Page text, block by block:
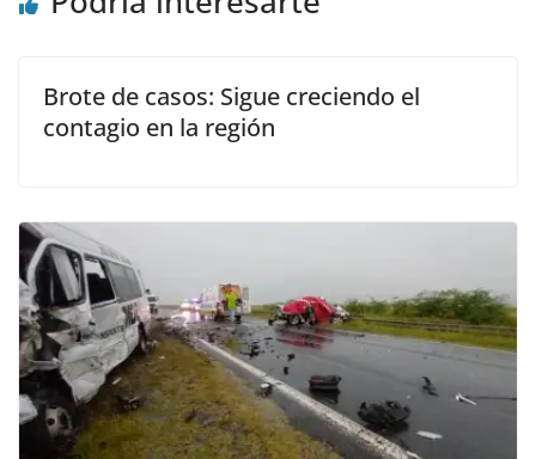
Brote de casos: Sigue creciendo el
contagio en la región